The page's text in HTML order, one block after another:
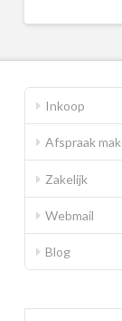
Inkoop
Afspraak
Zakelijk
Webmail
Blog